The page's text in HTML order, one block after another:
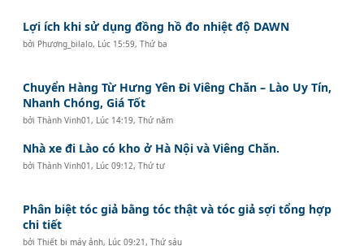
Lợi ích khi sử dụng đồng hồ đo nhiệt độ DAWN
bởi Phương_bilalo, Lúc 15:59, Thứ ba
Chuyển Hàng Từ Hưng Yên Đi Viêng Chăn – Lào Uy Tín,
Nhanh Chóng, Giá Tốt
bởiThành Vinh01 , Lúc 14:19, Thứ năm
Nhà xe đi Lào có kho ở Hà Nội và Viêng Chăn.
bởiThành Vinh01 , Lúc 09:12, Thứ tư
Phân biệt tóc giả bằng tóc thật và tóc giả sợi tổng hợp
chi tiết
bởiThiết bị máy ảnh, Lúc 09:21, Thứ sáu